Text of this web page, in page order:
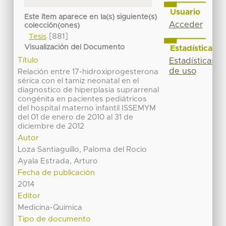
Este ítem aparece en la(s) siguiente(s)
colección(ones)
Tesis[881]
Visualización del Documento
Título
Relación entre 17-hidroxiprogesterona
sérica con el tamiz neonatal en el
diagnostico de hiperplasia suprarrenal
congénita en pacientes pediátricos
del hospital materno infantil ISSEMYM
del 01 de enero de 2010 al 31 de
diciembre de 2012
Autor
Loza Santiaguillo, Paloma del Rocio
Ayala Estrada, Arturo
Fecha de publicación
2014
Editor
Medicina-Quimica
Tipo de documento
Usuario
Acceder
Estadísticas
Estadísticas
de uso